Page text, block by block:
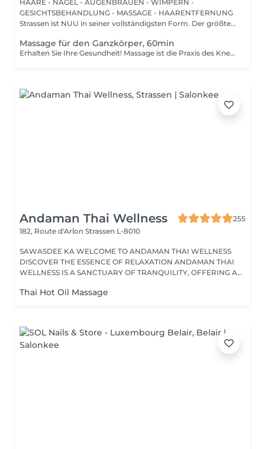
HAARE - NÄGEL - AUGENBRAUEN - WIMPERN -
GESICHTSBEHANDLUNG - MASSAGE - HAARENTFERNUNG
Strassen ist NUU in seiner vollständigsten Form. Der größte
Massage für den Ganzkörper, 60min
Erhalten Sie Ihre Gesundheit! Massage ist die Praxis des Knetens oder Bearbeitens der Muskeln und anderer Weichteile einer Person, um Stress zu reduzieren, Muskelschmerzen zu lindern, die Entspannung zu fördern und die Funktion des Immunsystems zu verbessern. Vorteile einer Ganzkörpermassage für die Gesundheit: - reduziert Stress - entspannend - verbessert die Durchblutung - verbessert das Immunsystem des Körpers Wie wird eine Ganzkörpermassage durchgeführt? - Kopf und Nacken werden massiert - Schultern und Rücken werden massiert - Hände und Arme werden massiert - Füße und Beine werden massiert - der Bauch wird massiert Altersbeschränkungen: es gibt keine Altersbeschränkungen für dieses Verfahren. Empfehlungen nach dem Eingriff: nach dem Eingriff 2-3 Stunden keinen Sport und plötzliche Bewegungen machen. Frequenz: 1-2 Mal pro Woche, insgesamt 10 Mal. Wiederholen Sie den Eingriff alle 3-6 Monate.
Andaman Thai Wellness
255
182, Route d'Arlon Strassen L-8010
SAWASDEE KA WELCOME TO ANDAMAN THAI WELLNESS
DISCOVER THE ESSENCE OF RELAXATION ANDAMAN THAI
WELLNESS IS A SANCTUARY OF TRANQUILITY, OFFERING A
Thai Hot Oil Massage